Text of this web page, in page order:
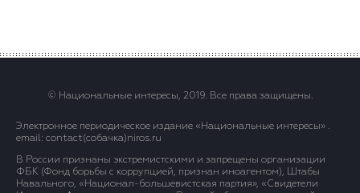
© Национальные интересы, 2019. Все права защищены.
Электронное периодическое издание «Национальные интересы» .
email: contact(сoбaчка)niros.ru
В России признаны экстремистскими и запрещены организации
ФБК (Фонд борьбы с коррупцией, признан иноагентом), Штабы
Навального, «Национал-большевистская партия», «Свидетели